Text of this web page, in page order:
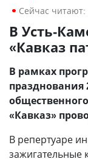
Сейчас читают:
В Усть-
«Кавказ
В рамках
«Кавказ»
В репертуаре
зажигательные